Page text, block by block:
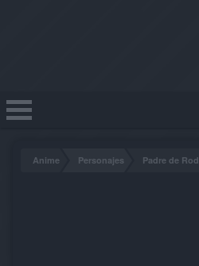
Anime Personajes Padre de Rod